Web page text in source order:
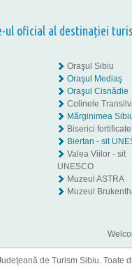
ul oficial al destinației
Oraşul Sibiu
Oraşul Mediaş
Oraşul Cisnădie
Colinele
Mărginimea
Biserici fortificate
Biertan - sit
Valea Viilor - sit
UNESCO
Muzeul ASTRA
Muzeul
de Turism Sibiu. Toate